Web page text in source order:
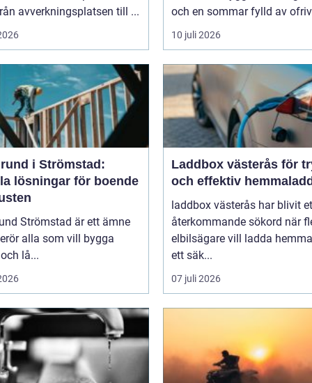
avverkningsplatsen till ...
och en sommar fylld av
10 juli 2026
i Strömstad:
lösningar för boende
Strömstad är ett ämne
alla som vill bygga
lå...
Laddbox västerås för
och effektiv
laddbox västerås har blivit
återkommande sökord när
elbilsägare vill ladda
ett säk...
07 juli 2026